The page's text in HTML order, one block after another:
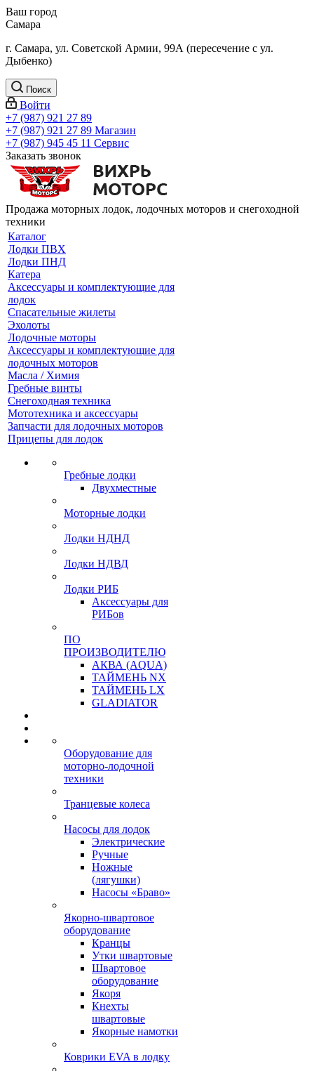
Ваш город
Самара
г. Самара, ул. Советской Армии, 99А (пересечение с ул.
Дыбенко)
Поиск
Войти
+7 (987) 921 27 89
+7 (987) 921 27 89 Магазин
+7 (987) 945 45 11 Сервис
Заказать звонок
Продажа моторных лодок, лодочных моторов и снегоходной
техники
Каталог
Лодки ПВХ
Лодки ПНД
Катера
Аксессуары и комплектующие для
лодок
Спасательные жилеты
Эхолоты
Лодочные моторы
Аксессуары и комплектующие для
лодочных моторов
Масла / Химия
Гребные винты
Снегоходная техника
Мототехника и аксессуары
Запчасти для лодочных моторов
Прицепы для лодок
Гребные лодки
Двухместные
Моторные лодки
Лодки НДНД
Лодки НДВД
Лодки РИБ
Аксессуары для
РИБов
ПО
ПРОИЗВОДИТЕЛЮ
АКВА (AQUA)
ТАЙМЕНЬ NX
ТАЙМЕНЬ LX
GLADIATOR
Оборудование для
моторно-лодочной
техники
Транцевые колеса
Насосы для лодок
Электрические
Ручные
Ножные
(лягушки)
Насосы «Браво»
Якорно-швартовое
оборудование
Кранцы
Утки швартовые
Швартовое
оборудование
Якоря
Кнехты
швартовые
Якорные намотки
Коврики EVA в лодку